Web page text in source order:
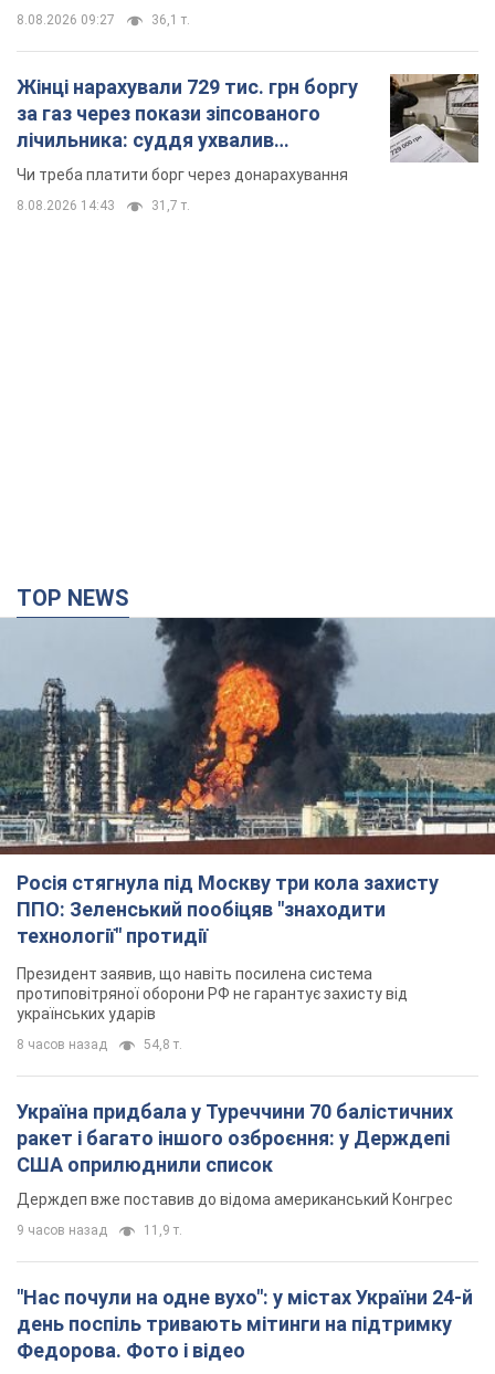
8.08.2026 09:27 36,1 т.
Жінці нарахували 729 тис. грн боргу
за газ через покази зіпсованого
лічильника: суддя ухвалив
неочікуване рішення
Чи треба платити борг через донарахування
8.08.2026 14:43 31,7 т.
TOP NEWS
Росія стягнула під Москву три кола захисту
ППО: Зеленський пообіцяв "знаходити
технології" протидії
Президент заявив, що навіть посилена система
протиповітряної оборони РФ не гарантує захисту від
українських ударів
8 часов назад 54,8 т.
Україна придбала у Туреччини 70 балістичних
ракет і багато іншого озброєння: у Держдепі
США оприлюднили список
Держдеп вже поставив до відома американський Конгрес
9 часов назад 11,9 т.
"Нас почули на одне вухо": у містах України 24-й
день поспіль тривають мітинги на підтримку
Федорова. Фото і відео